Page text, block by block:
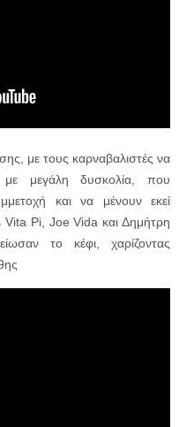
με τους καρναβαλιστές να
με μεγάλη δυσκολία, που
και να μένουν εκεί
Pi, Joe Vida και Δημήτρη
το κέφι, χαρίζοντας